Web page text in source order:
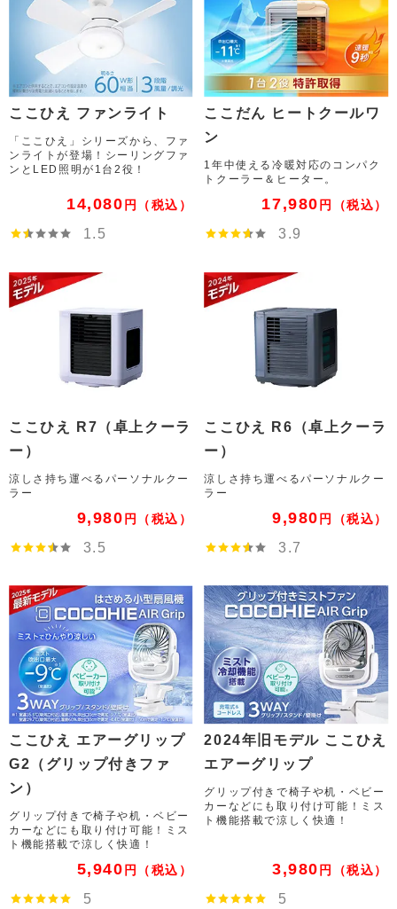
1.5
ここひえ ファンライト
「ここひえ」シリーズから、ファ
ンライトが登場！シーリングファ
ンとLED照明が1台2役！
14,080 円 （税込）
3.9
ここだん ヒートクールワ
ン
1年中使える冷暖対応のコンパク
トクーラー＆ヒーター。
17,980 円 （税込）
3.5
ここひえ R7（卓上クーラ
ー）
涼しさ持ち運べるパーソナルクー
ラー
9,980円 （税込）
3.7
ここひえ R6（卓上クーラ
ー）
涼しさ持ち運べるパーソナルクー
ラー
9,980円 （税込）
5
ここひえ エアーグリップ
G2（グリップ付きファ
ン）
グリップ付きで椅子や机・ベビー
カーなどにも取り付け可能！ミス
ト機能搭載で涼しく快適！
5,940 円 （税込）
5
2024年旧モデル ここひえ
エアーグリップ
グリップ付きで椅子や机・ベビー
カーなどにも取り付け可能！ミス
ト機能搭載で涼しく快適！
3,980 円 （税込）